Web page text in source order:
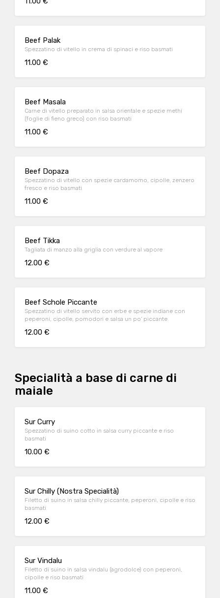
Beef Palak
Spezzatino di vitello in crema di spinaci e riso basmati
11.00 €
Beef Masala
Carne di vitello preparato in salsa orientale e spezie methi
(foglie di fieno greco) con riso basmati
11.00 €
Beef Dopaza
Spezzatino di vitello con spezie cardamomo, cipolle, zenzero
fresco e riso basmati
11.00 €
Beef Tikka
Tagliata di manzo alla griglia con verdure al vapore
12.00 €
Beef Schole Piccante
Spezzatino di vitello servito con erbe e spezie indiane con
peperoni, cipolle, pomodori e salsa un po' piccante
12.00 €
Specialità a base di carne di
maiale
Sur Curry
Spezzatino di suino cotto in salsa curry piccante e riso
basmati
10.00 €
Sur Chilly (Nostra Specialità)
Filetto di suino in salsa chilly piccante, peperoni, cipolle e riso
basmati
12.00 €
Sur Vindalu
Filetto di suino in salsa vindalu (agrodolce) con peperoni,
cipolle e riso basmati
11.00 €